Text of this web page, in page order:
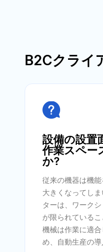
B2Cクライ

設備の設置
作業スペー
か?
従来の機器は機
大きくなってし
ターは、ワーク
が限られている
機械は作業に適
め、自動生産の導